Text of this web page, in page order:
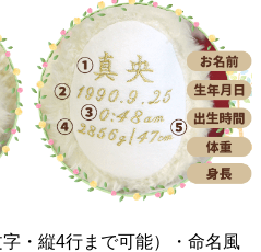
・縦4行まで可能）・命名風